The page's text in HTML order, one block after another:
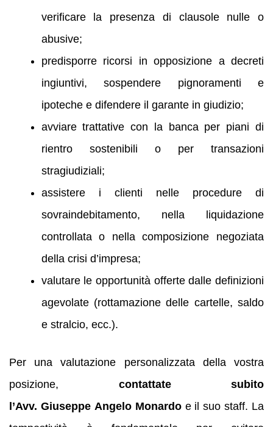
verificare la presenza di clausole nulle o
abusive;
predisporre ricorsi in opposizione a decreti
ingiuntivi, sospendere pignoramenti e
ipoteche e difendere il garante in giudizio;
avviare trattative con la banca per piani di
rientro sostenibili o per transazioni
stragiudiziali;
assistere i clienti nelle procedure di
sovraindebitamento, nella liquidazione
controllata o nella composizione negoziata
della crisi d’impresa;
valutare le opportunità offerte dalle definizioni
agevolate (rottamazione delle cartelle, saldo
e stralcio, ecc.).
Per una valutazione personalizzata della vostra
posizione, contattate subito
l’Avv. Giuseppe Angelo Monardoe il suo staff. La